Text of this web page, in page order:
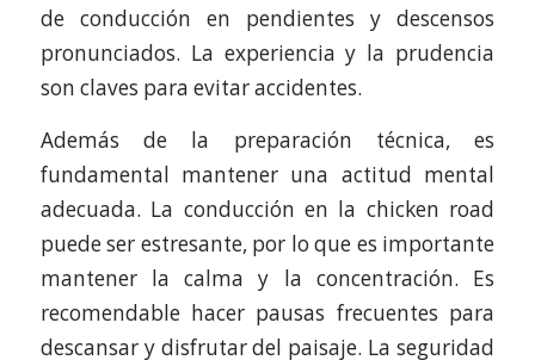
de conducción en pendientes y descensos
pronunciados. La experiencia y la prudencia
son claves para evitar accidentes.
Además de la preparación técnica, es
fundamental mantener una actitud mental
adecuada. La conducción en la chicken road
puede ser estresante, por lo que es importante
mantener la calma y la concentración. Es
recomendable hacer pausas frecuentes para
descansar y disfrutar del paisaje. La seguridad